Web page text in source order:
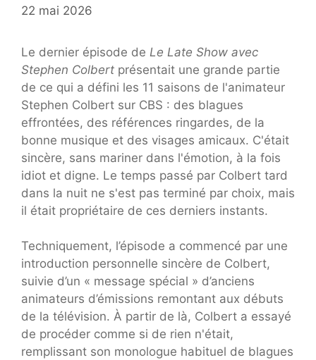
22 mai 2026
Le dernier épisode de Le Late Show avec
Stephen Colbert présentait une grande partie
de ce qui a défini les 11 saisons de l'animateur
Stephen Colbert sur CBS : des blagues
effrontées, des références ringardes, de la
bonne musique et des visages amicaux. C'était
sincère, sans mariner dans l'émotion, à la fois
idiot et digne. Le temps passé par Colbert tard
dans la nuit ne s'est pas terminé par choix, mais
il était propriétaire de ces derniers instants.
Techniquement, l’épisode a commencé par une
introduction personnelle sincère de Colbert,
suivie d’un « message spécial » d’anciens
animateurs d’émissions remontant aux débuts
de la télévision. À partir de là, Colbert a essayé
de procéder comme si de rien n'était,
remplissant son monologue habituel de blagues